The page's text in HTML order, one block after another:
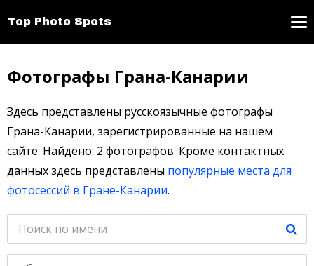
Top Photo Spots
Фотографы Грана-Канарии
Здесь представлены русскоязычные фотографы
Грана-Канарии, зарегистрированные на нашем
сайте. Найдено: 2 фотографов. Кроме контактных
данных здесь представлены популярные места для
фотосессий в Гране-Канарии.